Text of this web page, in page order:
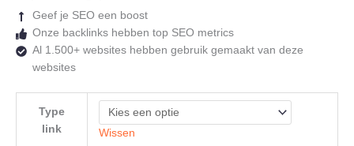
Geef je SEO een boost
Onze backlinks hebben top SEO metrics
Al 1.500+ websites hebben gebruik gemaakt van deze
websites
Type
link
Wissen